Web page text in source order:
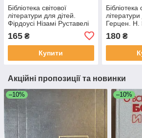
Бібліотека світової
літератури для дітей.
Фірдоусі Нізамі Руставелі
165 ₴
Купити
Бібліотека
Герцен. Н.
180₴
Акційні пропозиції та новинки
–10% –10%